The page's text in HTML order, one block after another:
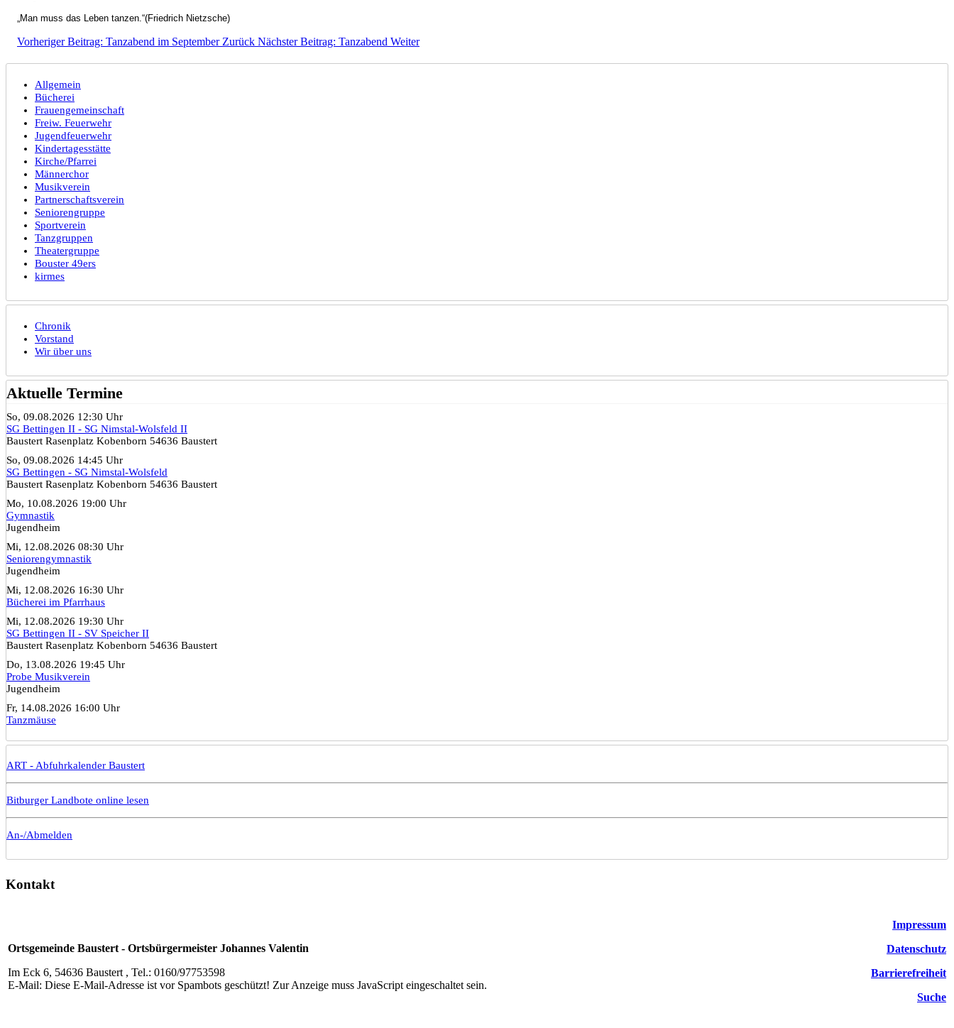
„Man muss das Leben tanzen.“(Friedrich Nietzsche)
Vorheriger Beitrag: Tanzabend im September Zurück Nächster Beitrag: Tanzabend Weiter
Allgemein
Bücherei
Frauengemeinschaft
Freiw. Feuerwehr
Jugendfeuerwehr
Kindertagesstätte
Kirche/Pfarrei
Männerchor
Musikverein
Partnerschaftsverein
Seniorengruppe
Sportverein
Tanzgruppen
Theatergruppe
Bouster 49ers
kirmes
Chronik
Vorstand
Wir über uns
Aktuelle Termine
So, 09.08.2026 12:30 Uhr
SG Bettingen II - SG Nimstal-Wolsfeld II
Baustert Rasenplatz Kobenborn 54636 Baustert
So, 09.08.2026 14:45 Uhr
SG Bettingen - SG Nimstal-Wolsfeld
Baustert Rasenplatz Kobenborn 54636 Baustert
Mo, 10.08.2026 19:00 Uhr
Gymnastik
Jugendheim
Mi, 12.08.2026 08:30 Uhr
Seniorengymnastik
Jugendheim
Mi, 12.08.2026 16:30 Uhr
Bücherei im Pfarrhaus
Mi, 12.08.2026 19:30 Uhr
SG Bettingen II - SV Speicher II
Baustert Rasenplatz Kobenborn 54636 Baustert
Do, 13.08.2026 19:45 Uhr
Probe Musikverein
Jugendheim
Fr, 14.08.2026 16:00 Uhr
Tanzmäuse
ART - Abfuhrkalender Baustert
Bitburger Landbote online lesen
An-/Abmelden
Kontakt
Ortsgemeinde Baustert - Ortsbürgermeister Johannes Valentin
Im Eck 6, 54636 Baustert , Tel.: 0160/97753598
E-Mail: Diese E-Mail-Adresse ist vor Spambots geschützt! Zur Anzeige muss JavaScript eingeschaltet sein.
Impressum
Datenschutz
Barrierefreiheit
Suche